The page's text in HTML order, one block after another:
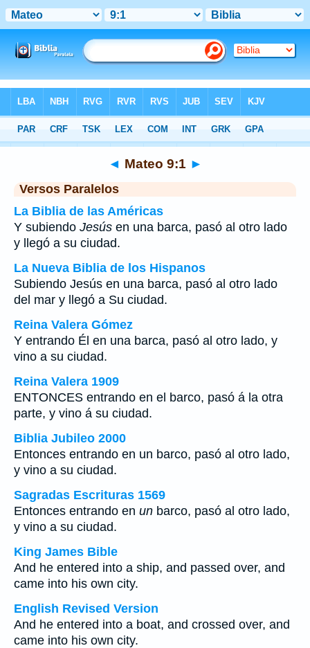
>Mateo > Capítulo 9> Verso 1
◄ Mateo 9:1 ►
Versos Paralelos
La Biblia de las Américas
Y subiendo Jesús en una barca, pasó al otro lado
y llegó a su ciudad.
La Nueva Biblia de los Hispanos
Subiendo Jesús en una barca, pasó al otro lado
del mar y llegó a Su ciudad.
Reina Valera Gómez
Y entrando Él en una barca, pasó al otro lado, y
vino a su ciudad.
Reina Valera 1909
ENTONCES entrando en el barco, pasó á la otra
parte, y vino á su ciudad.
Biblia Jubileo 2000
Entonces entrando en un barco, pasó al otro lado,
y vino a su ciudad.
Sagradas Escrituras 1569
Entonces entrando en un barco, pasó al otro lado,
y vino a su ciudad.
King James Bible
And he entered into a ship, and passed over, and
came into his own city.
English Revised Version
And he entered into a boat, and crossed over, and
came into his own city.